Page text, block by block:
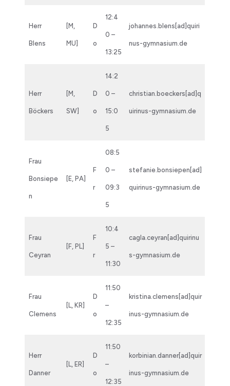
Herr
Blens
[M,
MU]
D
o
12:4
0 –
13:25
johannes.blens[ad]quiri
nus-gymnasium.de
Herr
Böckers
[M,
SW]
D
o
14:2
0 –
15:0
5
christian.boeckers[ad]q
uirinus-gymnasium.de
Frau
Bonsiepe
n
[E, PA]
F
r
08:5
0 –
09:3
5
stefanie.bonsiepen[ad]
quirinus-gymnasium.de
Frau
Ceyran
[F, PL]
F
r
10:4
5 –
11:30
cagla.ceyran[ad]quirinu
s-gymnasium.de
Frau
Clemens
[L, KR]
D
o
11:50
–
12:35
kristina.clemens[ad]quir
inus-gymnasium.de
Herr
Danner
[L, ER]
D
o
11:50
–
12:35
korbinian.danner[ad]quir
inus-gymnasium.de